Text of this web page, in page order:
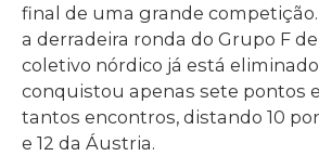
final de uma grande
a derradeira ronda do Grupo F
coletivo nórdico já está
conquistou apenas sete pontos
tantos encontros, distando 10
e 12 da Áustria.